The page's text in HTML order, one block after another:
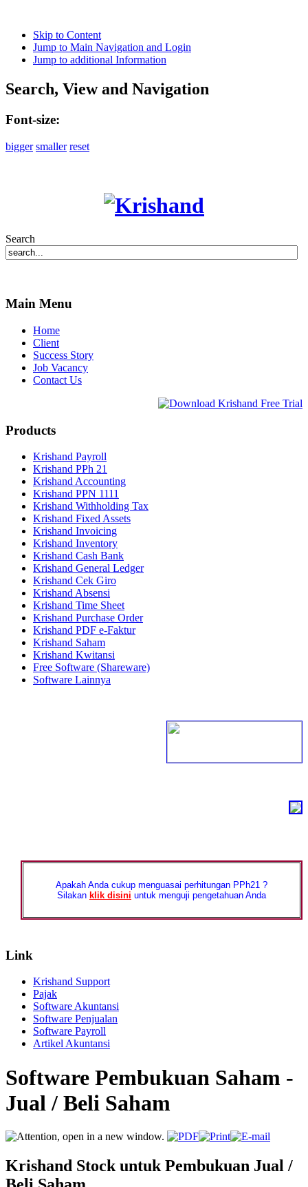
Skip to Content
Jump to Main Navigation and Login
Jump to additional Information
Search, View and Navigation
Font-size:
bigger smaller reset
Search
Main Menu
Home
Client
Success Story
Job Vacancy
Contact Us
Products
Krishand Payroll
Krishand PPh 21
Krishand Accounting
Krishand PPN 1111
Krishand Withholding Tax
Krishand Fixed Assets
Krishand Invoicing
Krishand Inventory
Krishand Cash Bank
Krishand General Ledger
Krishand Cek Giro
Krishand Absensi
Krishand Time Sheet
Krishand Purchase Order
Krishand PDF e-Faktur
Krishand Saham
Krishand Kwitansi
Free Software (Shareware)
Software Lainnya
Apakah Anda cukup menguasai perhitungan PPh21 ?
Silakan klik disini untuk menguji pengetahuan Anda
Link
Krishand Support
Pajak
Software Akuntansi
Software Penjualan
Software Payroll
Artikel Akuntansi
Software Pembukuan Saham -
Jual / Beli Saham
Krishand Stock untuk Pembukuan Jual /